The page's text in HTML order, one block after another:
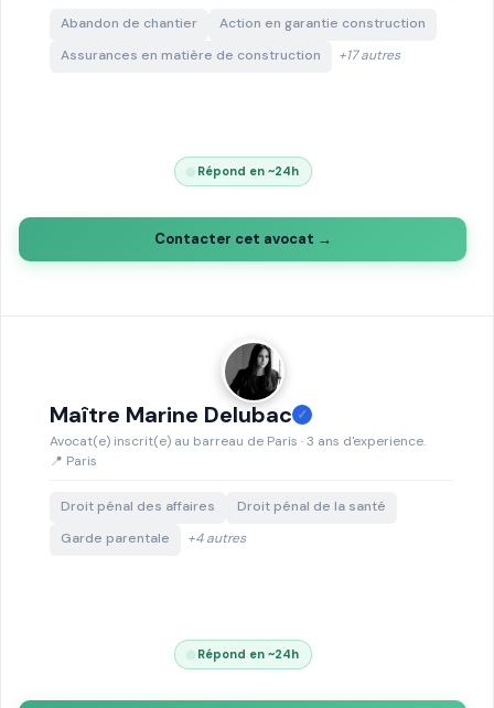
Abandon de chantier
Action en garantie construction
Assurances en matière de construction
+17 autres
Répond en ~24h
Contacter cet avocat →
Maître Marine Delubac ✓
Avocat(e) inscrit(e) au barreau de Paris · 3 ans d'experience.
📍 Paris
Droit pénal des affaires
Droit pénal de la santé
Garde parentale
+4 autres
Répond en ~24h